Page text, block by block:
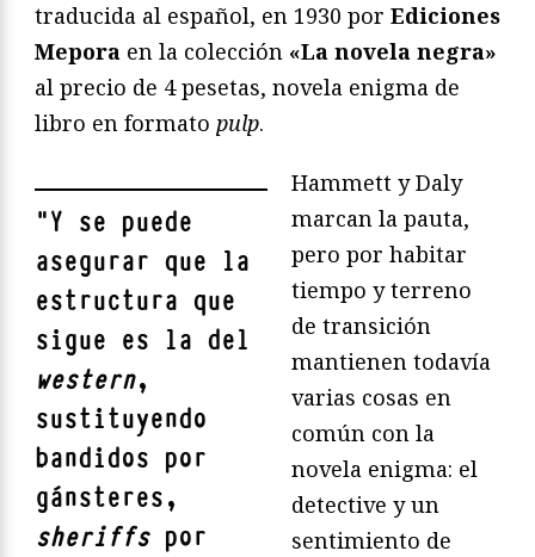
traducida al español, en 1930 por Ediciones
Mepora en la colección «La novela negra»
al precio de 4 pesetas, novela enigma de
libro en formato pulp.
"Y se puede
asegurar que la
estructura que
sigue es la del
western,
sustituyendo
bandidos por
gánsteres,
sheriffspor
Hammett y Daly
marcan la pauta,
pero por habitar
tiempo y terreno
de transición
mantienen todavía
varias cosas en
común con la
novela enigma: el
detective y un
sentimiento de